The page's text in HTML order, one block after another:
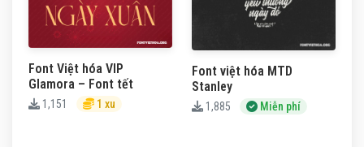
Font Việt hóa VIP
Glamora – Font tết
1,151 1 xu
Font việt hóa MTD
Stanley
1,885 Miễn phí